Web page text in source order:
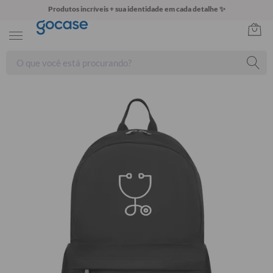
Produtos incríveis + sua identidade em cada detalhe ✨